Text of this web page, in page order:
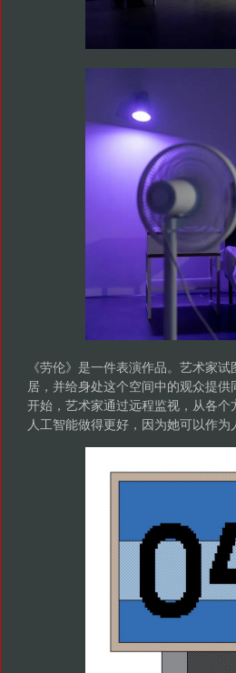
《劳伦》是一件表演作品。艺术家
居，并给身处这个空间中的观众提
开始，艺术家通过远程监视，从各
人工智能做得更好，因为她可以作